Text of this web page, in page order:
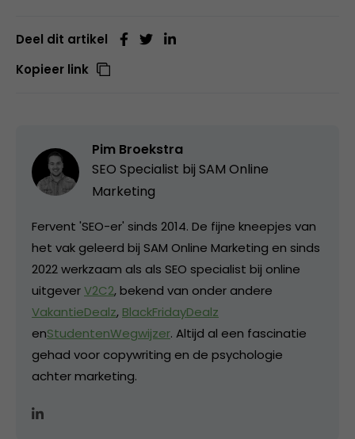
Deel dit artikel
Kopieer link
Pim Broekstra
SEO Specialist bij SAM Online
Marketing
Fervent 'SEO-er' sinds 2014. De fijne kneepjes van
het vak geleerd bij SAM Online Marketing en sinds
2022 werkzaam als als SEO specialist bij online
uitgeverV2C2, bekend van onder andere
VakantieDealz, BlackFridayDealz
enStudentenWegwijzer. Altijd al een fascinatie
gehad voor copywriting en de psychologie
achter marketing.